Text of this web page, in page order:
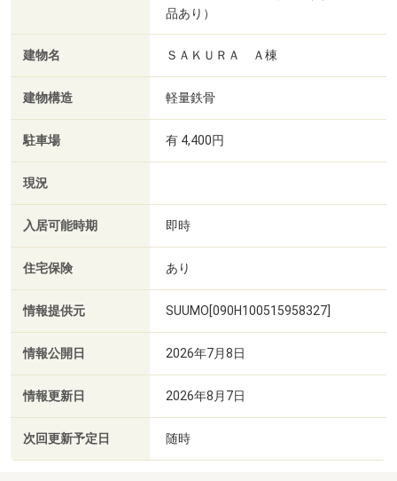
品あり）
建物名 ＳＡＫＵＲＡ Ａ棟
建物構造 軽量鉄骨
駐車場 有 4,400円
現況
入居可能時期 即時
住宅保険 あり
情報提供元 SUUMO[090H100515958327]
情報公開日 2026年7月8日
情報更新日 2026年8月7日
次回更新予定日 随時